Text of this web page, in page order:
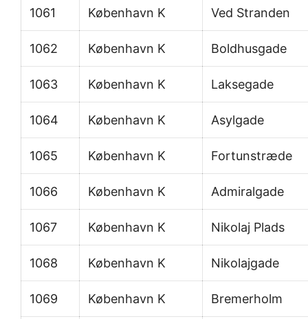
1061 København K Ved Stranden
1062 København K Boldhusgade
1063 København K Laksegade
1064 København K Asylgade
1065 København K Fortunstræde
1066 København K Admiralgade
1067 København K Nikolaj Plads
1068 København K Nikolajgade
1069 København K Bremerholm